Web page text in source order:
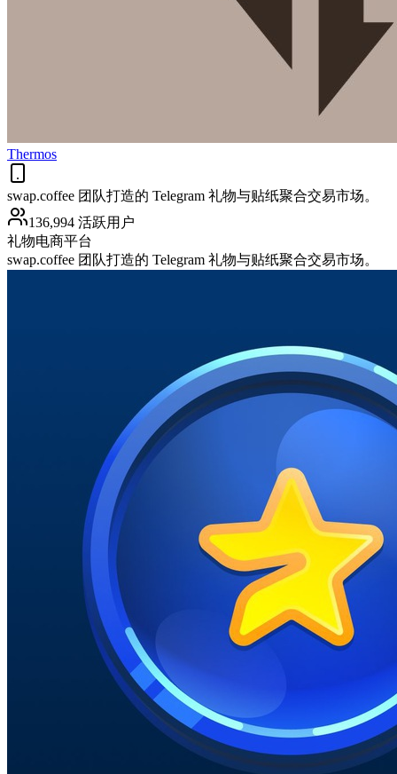
Thermos
swap.coffee 团队打造的 Telegram 礼物与贴纸聚合交易市场。
136,994 活跃用户
礼物电商平台
swap.coffee 团队打造的 Telegram 礼物与贴纸聚合交易市场。